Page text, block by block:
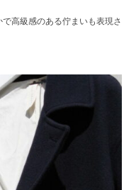
高級感のある佇まいも表現さ